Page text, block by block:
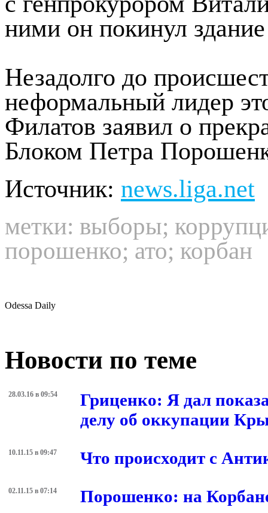
ними он покинул
Незадолго до
неформальный лидер
Филатов заявил о
Блоком Петра
Источник: news.liga.net
метки: выборы;
порошенко; ато; корбан
Odessa Daily
Новости по теме
28.03.16 в 09:54
Гриценко: Я дал
делу об оккупации
10.11.15 в 09:47 Что происходит с
02.11.15 в 07:14 Порошенко: на